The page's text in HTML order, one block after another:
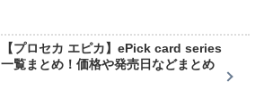
【プロセカ エピカ】ePick card series
一覧まとめ！価格や発売日などまとめ